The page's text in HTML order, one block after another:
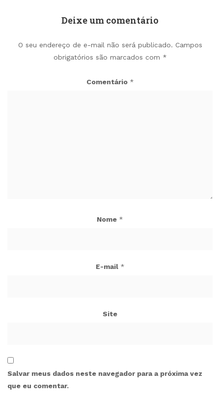
Deixe um comentário
O seu endereço de e-mail não será publicado. Campos
obrigatórios são marcados com *
Comentário *
Nome *
E-mail *
Site
Salvar meus dados neste navegador para a próxima vez
que eu comentar.